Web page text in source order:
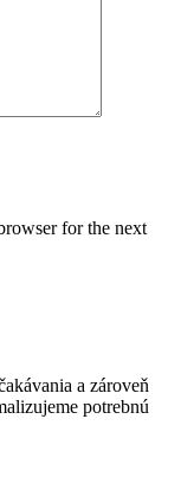
for the next
a zároveň
potrebnú